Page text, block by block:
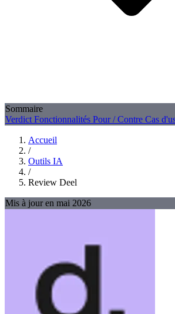
Sommaire
Verdict Fonctionnalités Pour / Contre Cas
Accueil
/
Outils IA
/
Review Deel
Mis à jour en mai 2026